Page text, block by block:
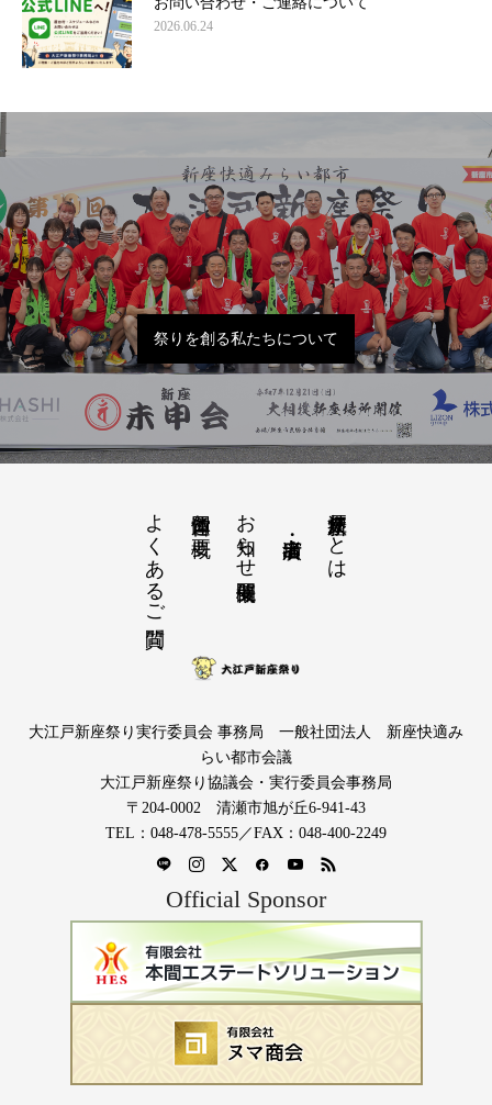
2026.06.24
祭りを創る私たちについて
大江戸新座祭りとは
お知らせ開催概要
運営団体と概要
よくあるご質問
大江戸新座祭り実行委員会 事務局 一般社団法人 新座快適み
らい都市会議
大江戸新座祭り協議会・実行委員会事務局
〒204-0002 清瀬市旭が丘6-941-43
TEL：048-478-5555／FAX：048-400-2249
Official Sponsor